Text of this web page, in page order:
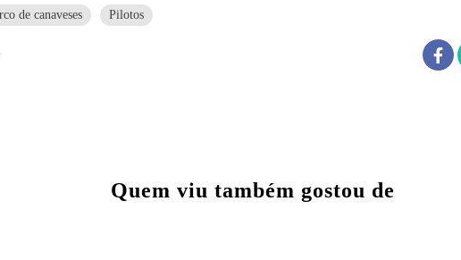
de canaveses Pilotos
Quem viu também gostou de